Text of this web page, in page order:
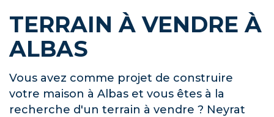
TERRAIN À VENDRE À
ALBAS
Vous avez comme projet de construire
votre maison à Albas et vous êtes à la
recherche d'un terrain à vendre ? Neyrat